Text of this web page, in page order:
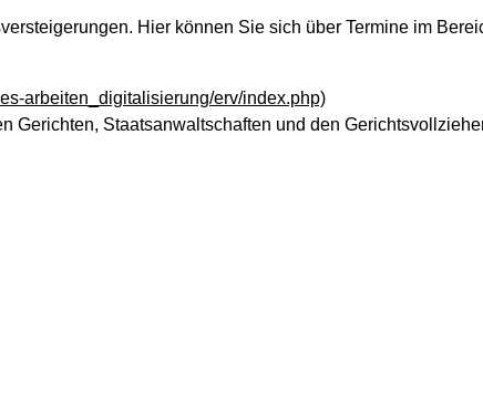
Hier können Sie sich über Termine im
arbeiten_digitalisierung/erv/index.php)
Staatsanwaltschaften und den